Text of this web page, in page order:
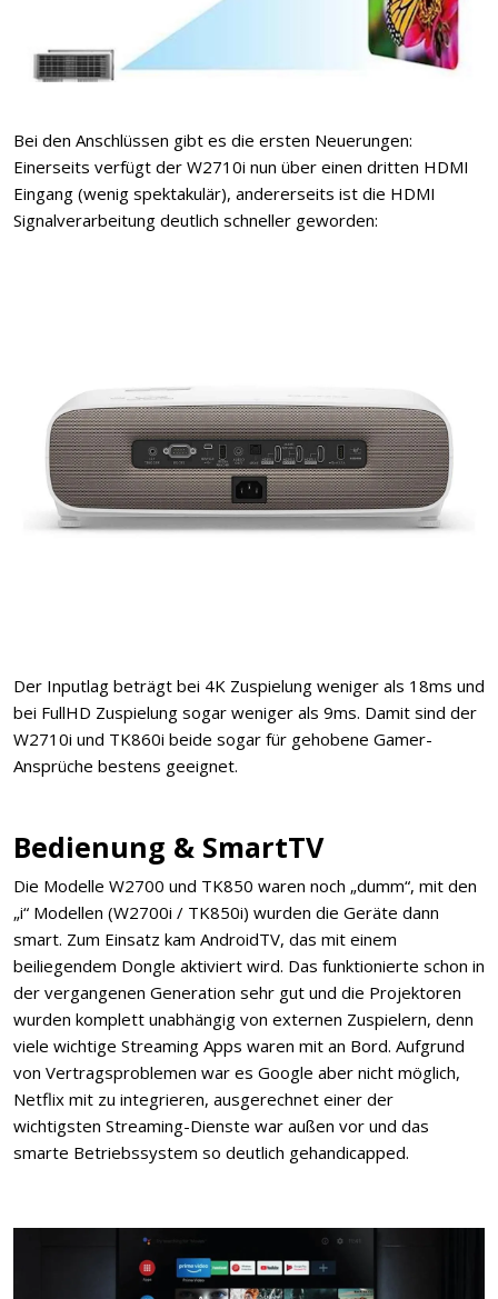
Bei den Anschlüssen gibt es die ersten Neuerungen:
Einerseits verfügt der W2710i nun über einen dritten HDMI
Eingang (wenig spektakulär), andererseits ist die HDMI
Signalverarbeitung deutlich schneller geworden:
Der Inputlag beträgt bei 4K Zuspielung weniger als 18ms und
bei FullHD Zuspielung sogar weniger als 9ms. Damit sind der
W2710i und TK860i beide sogar für gehobene Gamer-
Ansprüche bestens geeignet.
Bedienung & SmartTV
Die Modelle W2700 und TK850 waren noch „dumm“, mit den
„i“ Modellen (W2700i / TK850i) wurden die Geräte dann
smart. Zum Einsatz kam AndroidTV, das mit einem
beiliegendem Dongle aktiviert wird. Das funktionierte schon in
der vergangenen Generation sehr gut und die Projektoren
wurden komplett unabhängig von externen Zuspielern, denn
viele wichtige Streaming Apps waren mit an Bord. Aufgrund
von Vertragsproblemen war es Google aber nicht möglich,
Netflix mit zu integrieren, ausgerechnet einer der
wichtigsten Streaming-Dienste war außen vor und das
smarte Betriebssystem so deutlich gehandicapped.